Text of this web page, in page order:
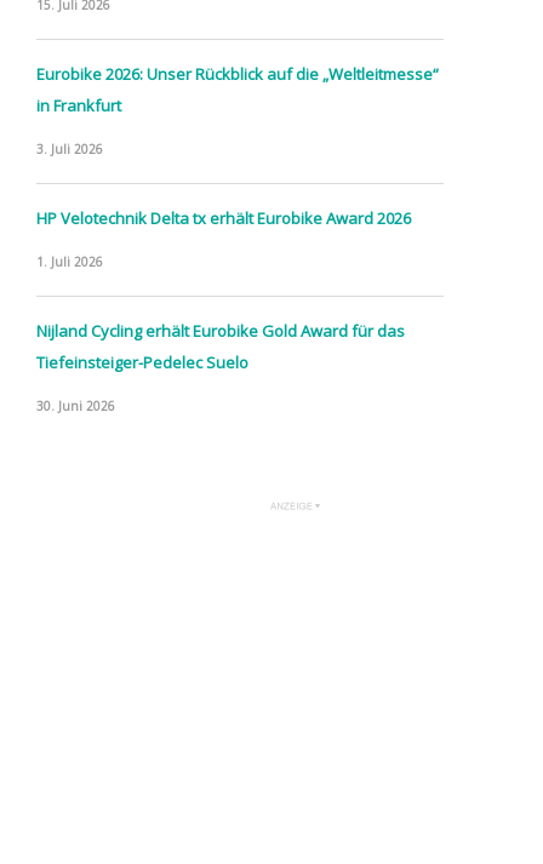
15. Juli 2026
Eurobike 2026: Unser Rückblick auf die „Weltleitmesse“
in Frankfurt
3. Juli 2026
HP Velotechnik Delta tx erhält Eurobike Award 2026
1. Juli 2026
Nijland Cycling erhält Eurobike Gold Award für das
Tiefeinsteiger-Pedelec Suelo
30. Juni 2026